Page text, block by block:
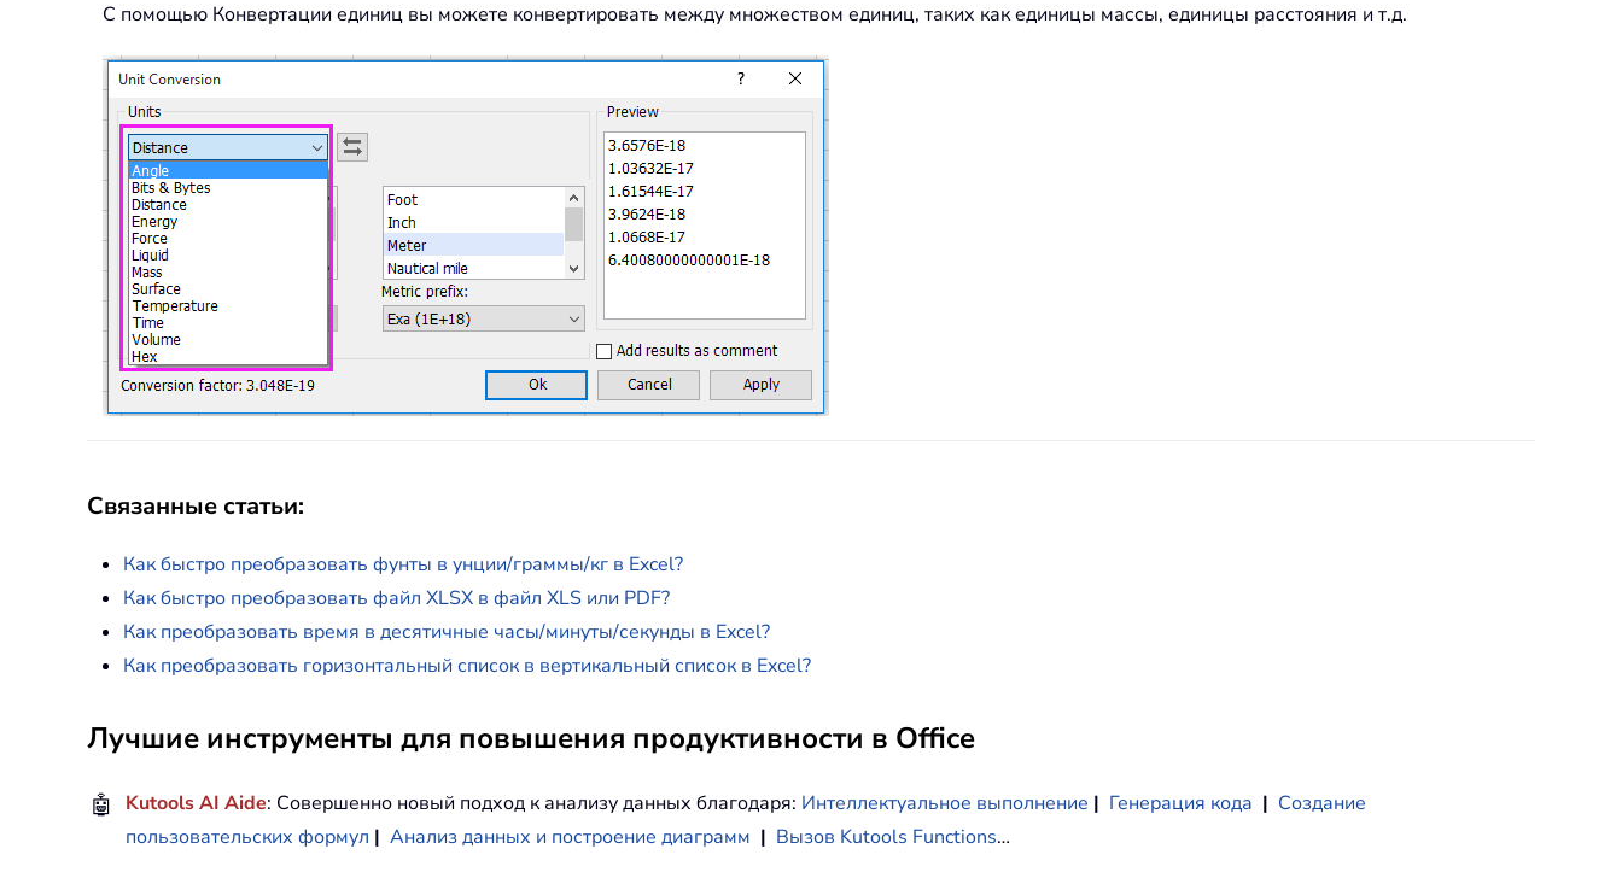
С помощью Конвертации единиц вы можете конвертировать между множеством единиц, таких как единицы массы, единицы расстояния и т.д.
Связанные статьи:
Как быстро преобразовать фунты в унции/граммы/кг в Excel?
Как быстро преобразовать файл XLSX в файл XLS или PDF?
Как преобразовать время в десятичные часы/минуты/секунды в Excel?
Как преобразовать горизонтальный список в вертикальный список в Excel?
Лучшие инструменты для повышения продуктивности в Office
🤖 Kutools AI Aide: Совершенно новый подход к анализу данных благодаря: Интеллектуальное выполнение | Генерация кода | Создание
пользовательских формул | Анализ данных и построение диаграмм | Вызов Kutools Functions…